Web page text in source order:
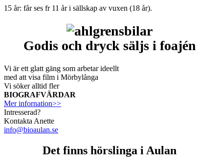
15 år: får ses fr 11 år i sällskap av vuxen (18 år).
Godis och dryck säljs i foajén
Vi är ett glatt gäng som arbetar ideellt
med att visa film i Mörbylånga
Vi söker alltid fler
BIOGRAFVÄRDAR
Mer infornation>>
Intresserad?
Kontakta Anette
info@bioaulan.se
Det finns hörslinga i Aulan